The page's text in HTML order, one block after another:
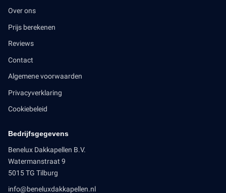
Over ons
Prijs berekenen
Reviews
Contact
Algemene voorwaarden
Privacyverklaring
Cookiebeleid
Bedrijfsgegevens
Benelux Dakkapellen B.V.
Watermanstraat 9
5015 TG Tilburg
info@beneluxdakkapellen.nl